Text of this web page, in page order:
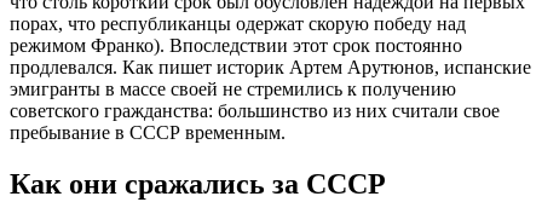
порах, что республиканцы одержат скорую победу над
режимом Франко). Впоследствии этот срок постоянно
продлевался. Как пишет историк Артем Арутюнов, испанские
эмигранты в массе своей не стремились к получению
советского гражданства: большинство из них считали свое
пребывание в СССР временным.
Как они сражались за СССР